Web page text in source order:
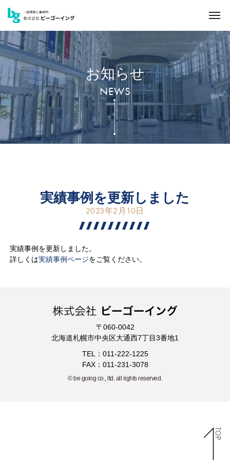
お知らせ
NEWS
実績事例を更新しました
2023年2月10日
実績事例を更新しました。
詳しくは実績事例ページをご覧ください。
〒060-0042
北海道札幌市中央区大通西7丁目3番地1
TEL：011-222-1225
FAX：011-231-3078
© be going co., ltd. all rights reserved.